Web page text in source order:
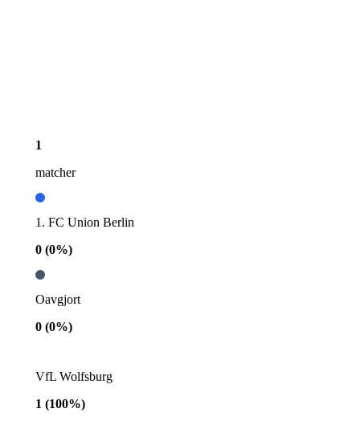
1
matcher
1. FC Union Berlin
0 (0%)
Oavgjort
0 (0%)
VfL Wolfsburg
1 (100%)